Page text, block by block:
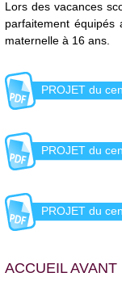
Lors des vacances
parfaitement
maternelle à 16 ans.
PROJET du
PROJET du
PROJET du
ACCUEIL